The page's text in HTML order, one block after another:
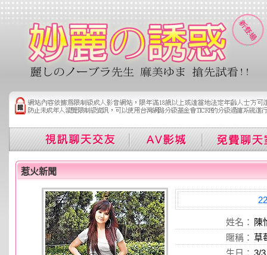
惹火新聞
姓名： 陳
暱稱： 草
生日： 3/